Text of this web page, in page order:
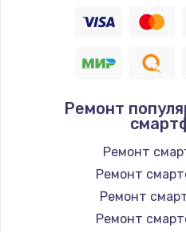
Ремонт
1320
Ремонт
Ремонт
Ремонт
Ремонт
Ремонт